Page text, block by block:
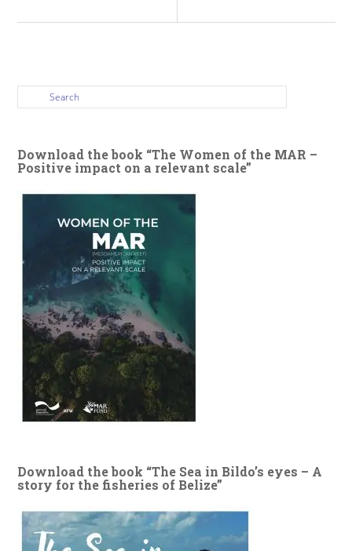
Download the book “The Women of the MAR –
Positive impact on a relevant scale”
Download the book “The Sea in Bildo’s eyes – A
story for the fisheries of Belize”